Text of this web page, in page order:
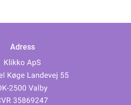
Adress